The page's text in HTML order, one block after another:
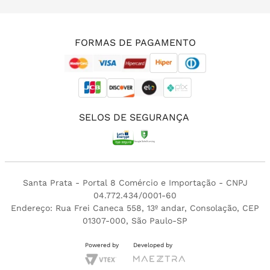
FORMAS DE PAGAMENTO
SELOS DE SEGURANÇA
Santa Prata - Portal 8 Comércio e Importação - CNPJ
04.772.434/0001-60
Endereço: Rua Frei Caneca 558, 13º andar, Consolação, CEP
01307-000, São Paulo-SP
Powered by Developed by